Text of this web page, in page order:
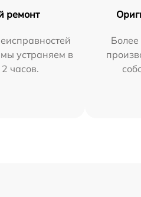
ремонт
устраняем в
часов.
Более